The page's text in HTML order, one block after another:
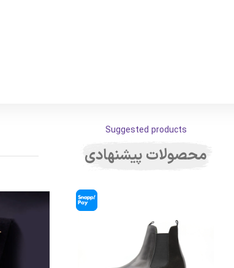
Suggested products
محصولات پیشنهادی